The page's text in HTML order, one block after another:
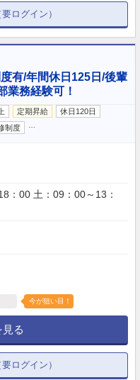
ログイン）
有/年間休日125日/後輩
業務経験可！
定期昇給
休日120日
制度
：00 土：09：00～13：
今が狙い目！
る
ログイン）